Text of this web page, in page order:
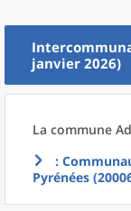
janvier 2026)
La commune
:
Pyrénées